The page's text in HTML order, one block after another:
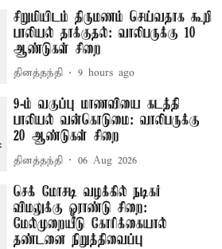
சிறுமியிடம் திருமணம் செய்வதாக கூறி
பாலியல் தாக்குதல்: வாலிபருக்கு 10
ஆண்டுகள் சிறை
தினத்தந்தி 9 hours ago
9-ம் வகுப்பு மாணவியை கடத்தி
பாலியல் வன்கொடுமை: வாலிபருக்கு
20 ஆண்டுகள் சிறை
தினத்தந்தி 06 Aug 2026
செக் மோசடி வழக்கில் நடிகர்
விமலுக்கு ஓராண்டு சிறை:
மேல்முறையீடு கோரிக்கையால்
தண்டனை நிறுத்திவைப்பு